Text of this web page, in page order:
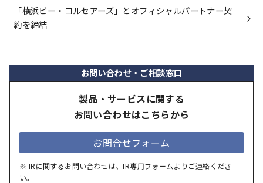
「横浜ビー・コルセアーズ」とオフィシャルパートナー契
約を締結
お問い合わせ・ご相談窓口
製品・サービスに関する
お問い合わせはこちらから
お問合せフォーム
※ IRに関するお問い合わせは、IR専用フォームよりご連絡くださ
い。